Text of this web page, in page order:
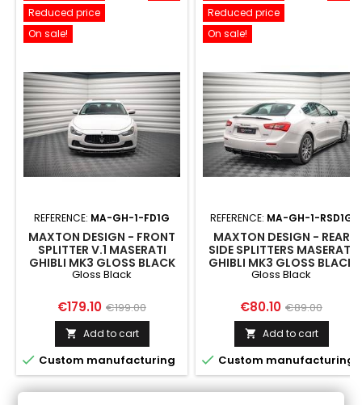
Reduced price
On sale!
REFERENCE: MA-GH-1-FD1G
MAXTON DESIGN - FRONT
SPLITTER V.1 MASERATI
GHIBLI MK3 GLOSS BLACK
Gloss Black
Price
€179.10 Regular
price
€199.00
 Add to cart
 Custom manufacturing
Reduced price
On sale!
REFERENCE: MA-GH-1-RSD1G
MAXTON DESIGN - REAR
SIDE SPLITTERS MASERATI
GHIBLI MK3 GLOSS BLACK
Gloss Black
Price
€80.10 Regular
price
€89.00
 Add to cart
 Custom manufacturing